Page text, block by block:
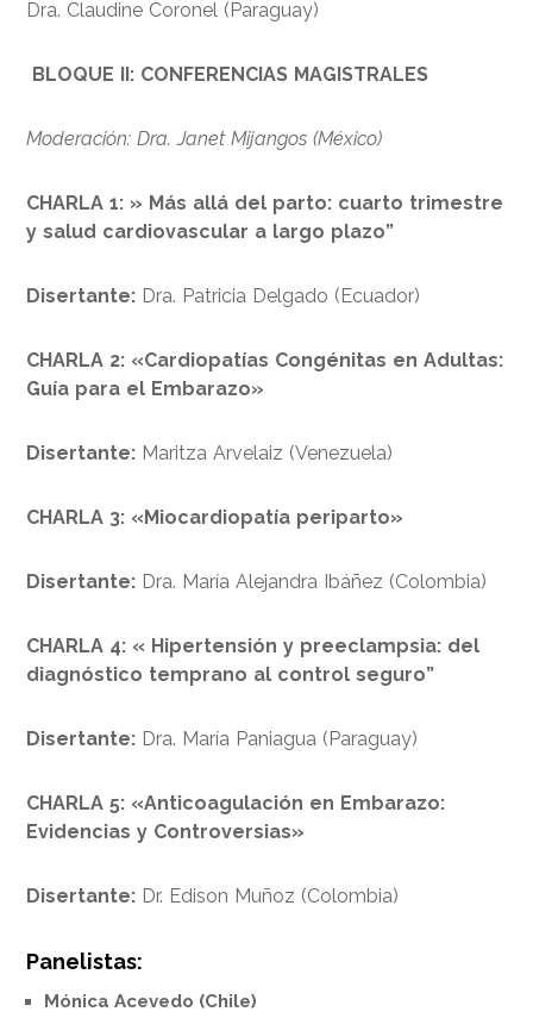
Dra. Claudine Coronel (Paraguay)
BLOQUE II: CONFERENCIAS MAGISTRALES
Moderación: Dra. Janet Mijangos (México)
CHARLA 1: » Más allá del parto: cuarto trimestre
y salud cardiovascular a largo plazo”
Disertante: Dra. Patricia Delgado (Ecuador)
CHARLA 2: «Cardiopatías Congénitas en Adultas:
Guía para el Embarazo»
Disertante: Maritza Arvelaiz (Venezuela)
CHARLA 3: «Miocardiopatía periparto»
Disertante: Dra. María Alejandra Ibáñez (Colombia)
CHARLA 4: « Hipertensión y preeclampsia: del
diagnóstico temprano al control seguro”
Disertante: Dra. María Paniagua (Paraguay)
CHARLA 5: «Anticoagulación en Embarazo:
Evidencias y Controversias»
Disertante: Dr. Edison Muñoz (Colombia)
Panelistas:
Mónica Acevedo (Chile)